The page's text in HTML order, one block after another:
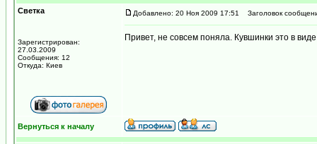
Светка
Зарегистрирован:
27.03.2009
Сообщения: 12
Откуда: Киев
Добавлено: 20 Ноя 2009 17:51 Заголовок
Привет, не совсем поняла. Кувшинки это в
Вернуться к началу